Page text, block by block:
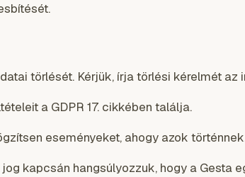
törlését. Kérjük, írja törlési kérelmét az
a GDPR 17. cikkében találja.
eseményeket, ahogy azok
kapcsán hangsúlyozzuk, hogy a